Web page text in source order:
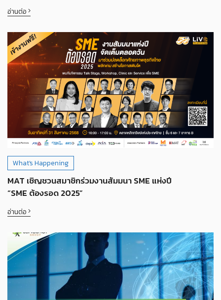
อ่านต่อ
What's Happening
MAT เชิญชวนสมาชิกร่วมงานสัมมนา SME แห่งปี
“SME ต้องรอด 2025”
อ่านต่อ